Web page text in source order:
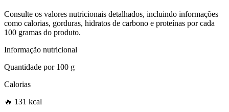
Consulte os valores nutricionais detalhados, incluindo informações
como calorias, gorduras, hidratos de carbono e proteínas por cada
100 gramas do produto.
Informação nutricional
Quantidade por100 g
Calorias
🔥 131 kcal